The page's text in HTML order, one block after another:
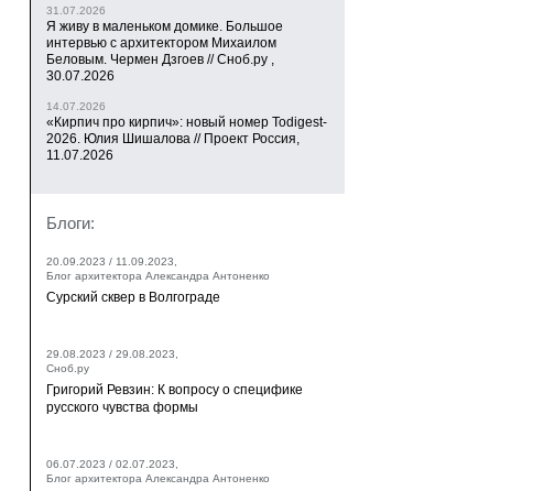
31.07.2026
Я живу в маленьком домике. Большое
интервью с архитектором Михаилом
Беловым. Чермен Дзгоев // Сноб.ру ,
30.07.2026
14.07.2026
«Кирпич про кирпич»: новый номер Todigest-
2026. Юлия Шишалова // Проект Россия,
11.07.2026
Блоги:
20.09.2023 / 11.09.2023,
Блог архитектора Александра Антоненко
Сурский сквер в Волгограде
29.08.2023 / 29.08.2023,
Сноб.ру
Григорий Ревзин: К вопросу о специфике
русского чувства формы
06.07.2023 / 02.07.2023,
Блог архитектора Александра Антоненко